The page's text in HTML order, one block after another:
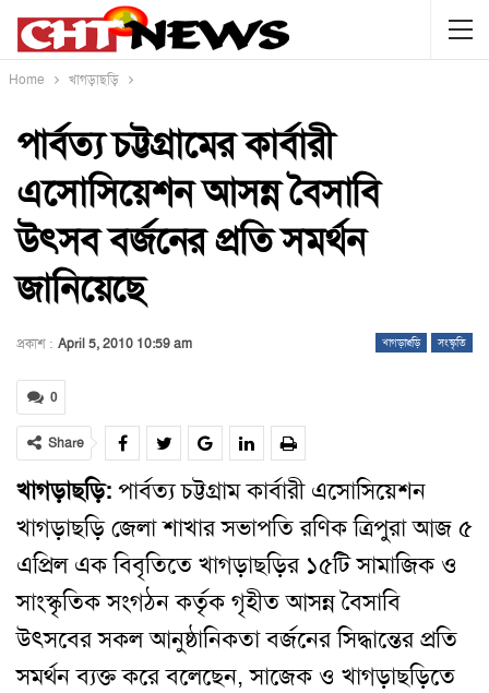
Home খাগড়াছড়ি
পার্বত্য চট্টগ্রামের কার্বারী
এসোসিয়েশন আসন্ন বৈসাবি
উৎসব বর্জনের প্রতি সমর্থন
জানিয়েছে
খাগড়াছড়ি সংস্কৃতি
প্রকাশ : April 5, 2010 10:59 am
0
Share
খাগড়াছড়ি: পার্বত্য চট্টগ্রাম কার্বারী এসোসিয়েশন
খাগড়াছড়ি জেলা শাখার সভাপতি রণিক ত্রিপুরা আজ ৫
এপ্রিল এক বিবৃতিতে খাগড়াছড়ির ১৫টি সামাজিক ও
সাংস্কৃতিক সংগঠন কর্তৃক গৃহীত আসন্ন বৈসাবি
উৎসবের সকল আনুষ্ঠানিকতা বর্জনের সিদ্ধান্তের প্রতি
সমর্থন ব্যক্ত করে বলেছেন, সাজেক ও খাগড়াছড়িতে